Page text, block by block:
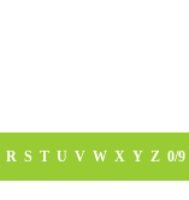
R S T U V W X Y Z 0/9